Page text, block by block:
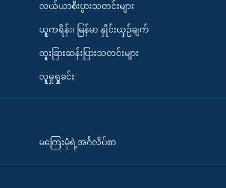
လယ်ယာစီးပွားသတင်းများ
ယူကရိန်း၊ မြန်မာ နှိုင်းယှဉ်ချက်
ထူးခြားဆန်းပြားသတင်းများ
လူမှုရှုခင်း
မကြေးမုံရဲ့အင်္ဂလိပ်စာ